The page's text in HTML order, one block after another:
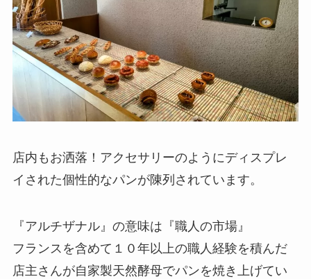
店内もお洒落！アクセサリーのようにディスプレ
イされた個性的なパンが陳列されています。
『アルチザナル』の意味は『職人の市場』
フランスを含めて１０年以上の職人経験を積んだ
店主さんが自家製天然酵母でパンを焼き上げてい